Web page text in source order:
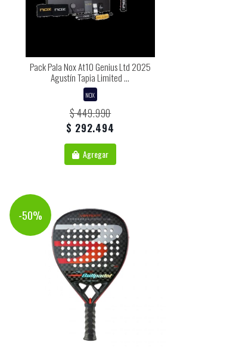
Pack Pala Nox At10 Genius Ltd 2025
Agustín Tapia Limited ...
NOX
$ 449.990
$ 292.494
Agregar
-50%